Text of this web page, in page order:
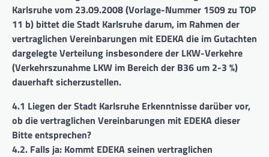
Karlsruhe vom 23.09.2008 (Vorlage-Nummer 1509 zu TOP
11 b) bittet die Stadt Karlsruhe darum, im Rahmen der
vertraglichen Vereinbarungen mit EDEKA die im Gutachten
dargelegte Verteilung insbesondere der LKW-Verkehre
(Verkehrszunahme LKW im Bereich der B36 um 2-3 %)
dauerhaft sicherzustellen.
4.1 Liegen der Stadt Karlsruhe Erkenntnisse darüber vor,
ob die vertraglichen Vereinbarungen mit EDEKA dieser
Bitte entsprechen?
4.2. Falls ja: Kommt EDEKA seinen vertraglichen